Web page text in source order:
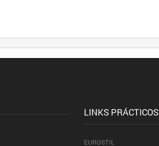
LINKS PRÁCTICOS
EUROSTIL